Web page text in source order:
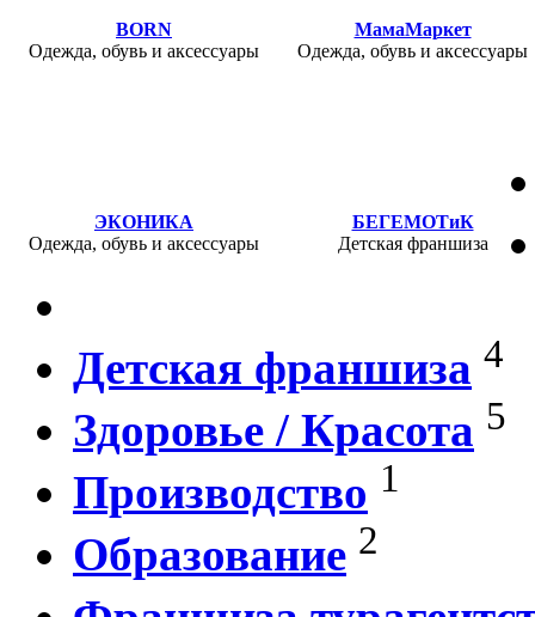
BORN
Одежда, обувь и аксессуары
МамаМаркет
Одежда, обувь и аксессуары
ЭКОНИКА
Одежда, обувь и аксессуары
БЕГЕМОТиК
Детская франшиза
Детская франшиза 4
Здоровье / Красота 5
Производство 1
Образование 2